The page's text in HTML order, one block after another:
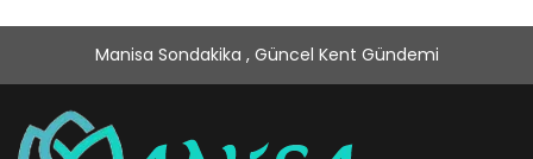
Manisa Sondakika , Güncel Kent Gündemi